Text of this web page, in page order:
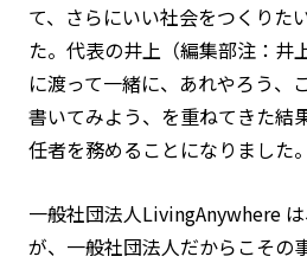
て、さらにいい社会をつくりた
た。代表の井上（編集部注：井
に渡って一緒に、あれやろう、
書いてみよう、を重ねてきた結
任者を務めることになりました。
一般社団法人LivingAnywhere
が、一般社団法人だからこその